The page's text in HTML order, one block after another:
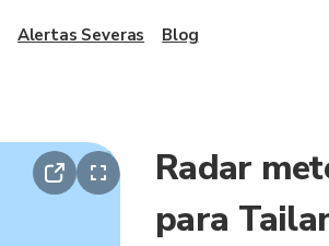
Radar
para
Alertas Severas Blog